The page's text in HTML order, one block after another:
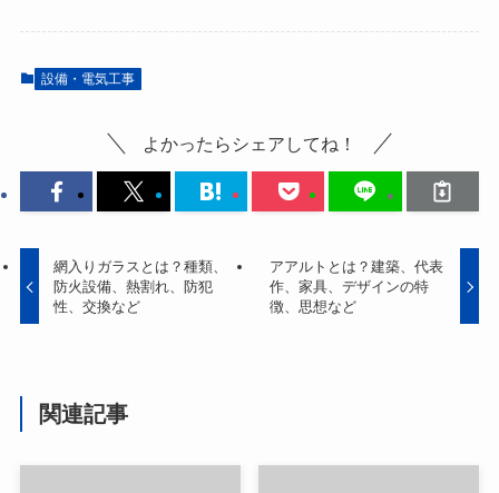
設備・電気工事
よかったらシェアしてね！
網入りガラスとは？種類、
防火設備、熱割れ、防犯
性、交換など
アアルトとは？建築、代表
作、家具、デザインの特
徴、思想など
関連記事